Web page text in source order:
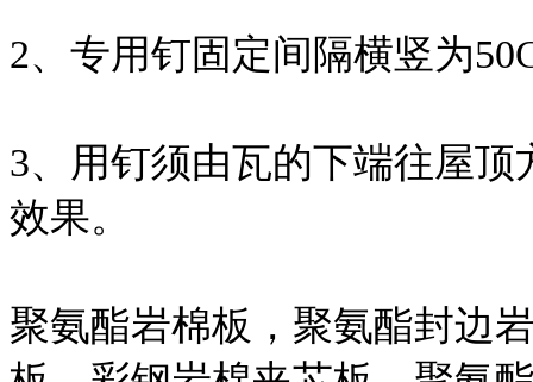
2、专用钉固定间隔横竖为
3、用钉须由瓦的下端往屋
效果。
聚氨酯岩棉板，聚氨酯封边